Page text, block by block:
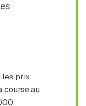
les prix
course au